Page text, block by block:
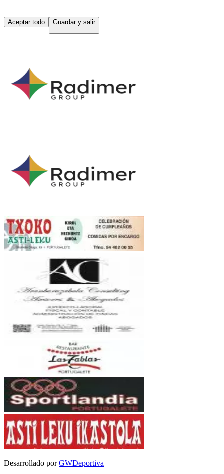
Aceptar todo Guardar y salir
Desarrollado porGWDeportiva